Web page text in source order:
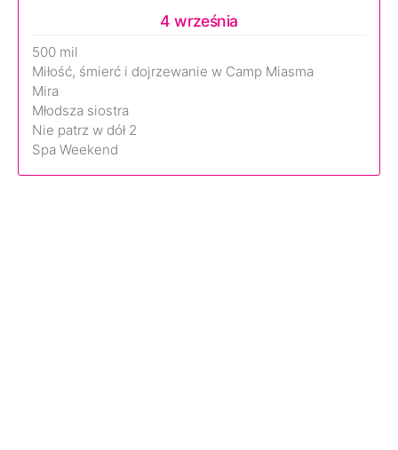
4 września
500 mil
Miłość, śmierć i dojrzewanie w Camp Miasma
Mira
Młodsza siostra
Nie patrz w dół 2
Spa Weekend